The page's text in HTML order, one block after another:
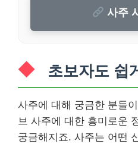
사주
초보자도 쉽
사주에 대해 궁금한 분들
브 사주에 대한 흥미로운
궁금해지죠. 사주는 어떤